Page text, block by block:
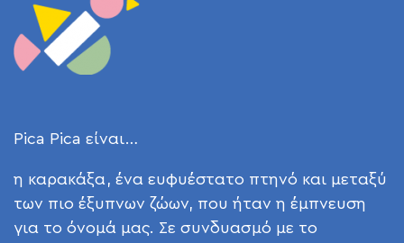
Pica Pica είναι…
η καρακάξα, ένα ευφυέστατο πτηνό και μεταξύ
των πιο έξυπνων ζώων, που ήταν η έμπνευση
για το όνομά μας. Σε συνδυασμό με το